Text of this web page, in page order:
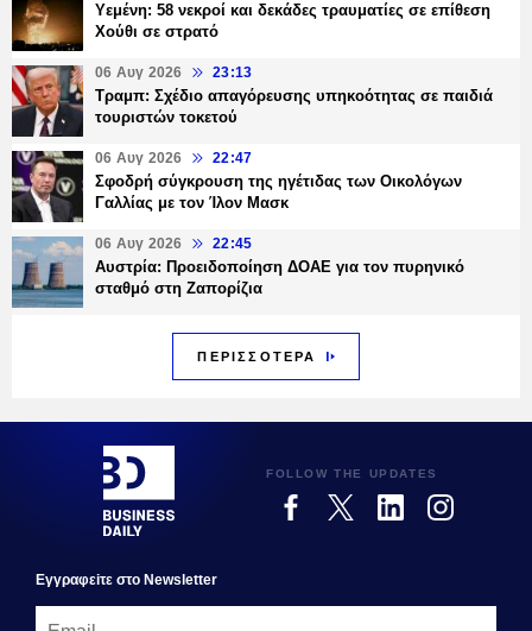
Υεμένη: 58 νεκροί και δεκάδες τραυματίες σε επίθεση
Χούθι σε στρατό
06 Αυγ 2026 23:13
Τραμπ: Σχέδιο απαγόρευσης υπηκοότητας σε παιδιά
τουριστών τοκετού
06 Αυγ 2026 22:47
Σφοδρή σύγκρουση της ηγέτιδας των Οικολόγων
Γαλλίας με τον Ίλον Μασκ
06 Αυγ 2026 22:45
Αυστρία: Προειδοποίηση ΔΟΑΕ για τον πυρηνικό
σταθμό στη Ζαπορίζια
ΠΕΡΙΣΣΟΤΕΡΑ
FOLLOW THE UPDATES
Εγγραφεiτε στο Newsletter